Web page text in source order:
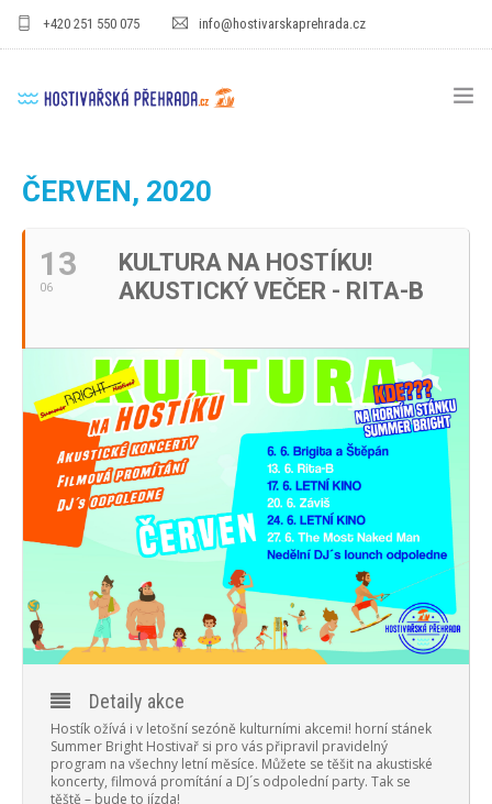
+420 251 550 075 info@hostivarskaprehrada.cz
SPORT
GASTRO
PRO FIRMY
PROGRAM
GALERIE
WEBKAMERA
KONTAKTY
ČERVEN, 2020
13
06
KULTURA NA HOSTÍKU!
AKUSTICKÝ VEČER - RITA-B
Detaily akce
Hostík ožívá i v letošní sezóně kulturními akcemi! horní stánek
Summer Bright Hostivař si pro vás připravil pravidelný
program na všechny letní měsíce. Můžete se těšit na akustiské
koncerty, filmová promítání a DJ´s odpolední party. Tak se
těště – bude to jízda!